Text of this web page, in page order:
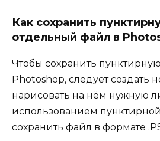
Как сохранить
отдельный файл в
Чтобы сохранить
Photoshop, следует создать
нарисовать на нём нужную
использованием
сохранить файл в формате